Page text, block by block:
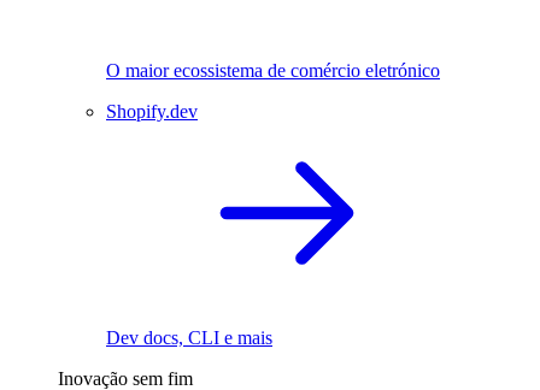
O maior ecossistema de comércio eletrónico
Shopify.dev
Dev docs, CLI e mais
Inovação sem fim